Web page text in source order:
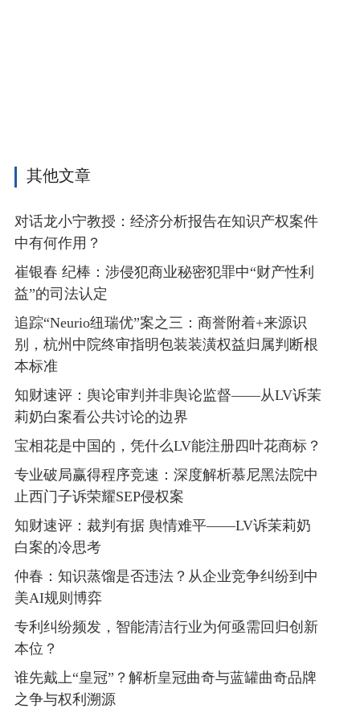
其他文章
对话龙小宁教授：经济分析报告在知识产权案件
中有何作用？
崔银春 纪棒：涉侵犯商业秘密犯罪中“财产性利
益”的司法认定
追踪“Neurio纽瑞优”案之三：商誉附着+来源识
别，杭州中院终审指明包装装潢权益归属判断根
本标准
知财速评：舆论审判并非舆论监督——从LV诉茉
莉奶白案看公共讨论的边界
宝相花是中国的，凭什么LV能注册四叶花商标？
专业破局赢得程序竞速：深度解析慕尼黑法院中
止西门子诉荣耀SEP侵权案
知财速评：裁判有据 舆情难平——LV诉茉莉奶
白案的冷思考
仲春：知识蒸馏是否违法？从企业竞争纠纷到中
美AI规则博弈
专利纠纷频发，智能清洁行业为何亟需回归创新
本位？
谁先戴上“皇冠”？解析皇冠曲奇与蓝罐曲奇品牌
之争与权利溯源